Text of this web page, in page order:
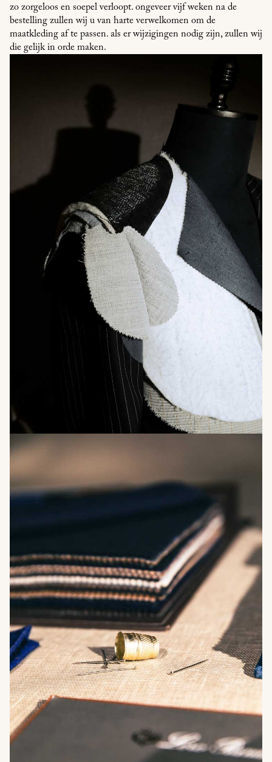
zo zorgeloos en soepel verloopt. ongeveer vijf weken na de
bestelling zullen wij u van harte verwelkomen om de
maatkleding af te passen. als er wijzigingen nodig zijn, zullen wij
die gelijk in orde maken.